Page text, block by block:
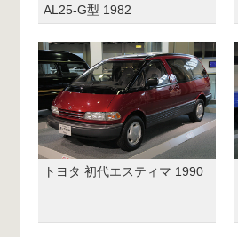
AL25-G型 1982
トヨタ 初代エスティマ 1990